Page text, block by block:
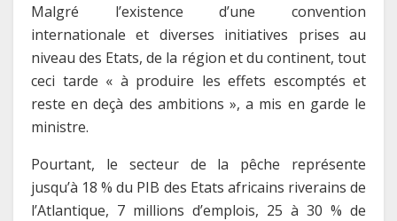
Malgré l’existence d’une convention
internationale et diverses initiatives prises au
niveau des Etats, de la région et du continent, tout
ceci tarde « à produire les effets escomptés et
reste en deçà des ambitions », a mis en garde le
ministre.
Pourtant, le secteur de la pêche représente
jusqu’à 18 % du PIB des Etats africains riverains de
l’Atlantique, 7 millions d’emplois, 25 à 30 % de